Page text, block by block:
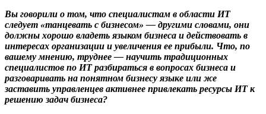
Вы говорили о том, что специалистам в области ИТ
следует «танцевать с бизнесом» — другими словами, они
должны хорошо владеть языком бизнеса и действовать в
интересах организации и увеличения ее прибыли. Что, по
вашему мнению, труднее — научить традиционных
специалистов по ИТ разбираться в вопросах бизнеса и
разговаривать на понятном бизнесу языке или же
заставить управленцев активнее привлекать ресурсы ИТ к
решению задач бизнеса?